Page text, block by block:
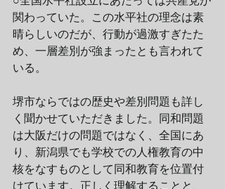
関わっていた。この水平社の理念は素
晴らしいのだが、行動が過激すぎたた
め、一層差別が強まったとも言われて
いる。
堺市ならではの歴史や差別問題も詳し
く聞かせていただきました。同和問題
は大阪だけの問題ではなく、全国にあ
り、新潟県でも学校での人権教育の中
核をなすものとして同和教育を位置付
けています。正しく理解することと、